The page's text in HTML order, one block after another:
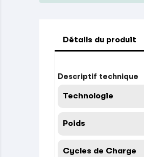
Détails du produit
Descriptif technique
Technologie
Poids
Cycles de Charge